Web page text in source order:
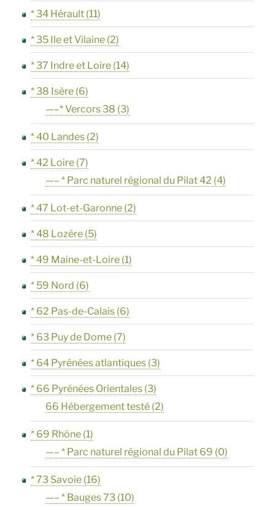
* 34 Hérault (11)
* 35 Ile et Vilaine (2)
* 37 Indre et Loire (14)
* 38 Isère (6)
—–* Vercors 38 (3)
* 40 Landes (2)
* 42 Loire (7)
—– * Parc naturel régional du Pilat 42 (4)
* 47 Lot-et-Garonne (2)
* 48 Lozère (5)
* 49 Maine-et-Loire (1)
* 59 Nord (6)
* 62 Pas-de-Calais (6)
* 63 Puy de Dome (7)
* 64 Pyrénées atlantiques (3)
* 66 Pyrénées Orientales (3)
66 Hébergement testé (2)
* 69 Rhône (1)
—– * Parc naturel régional du Pilat 69 (0)
* 73 Savoie (16)
—– * Bauges 73 (10)